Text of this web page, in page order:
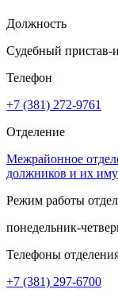
Должность
Судебный пристав-
Телефон
+7 (381) 272-9761
Отделение
Межрайонное
должников и их
Режим работы
понедельник-
Телефоны
+7 (381) 297-6700